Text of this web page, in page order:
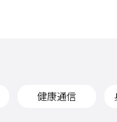
健康通信